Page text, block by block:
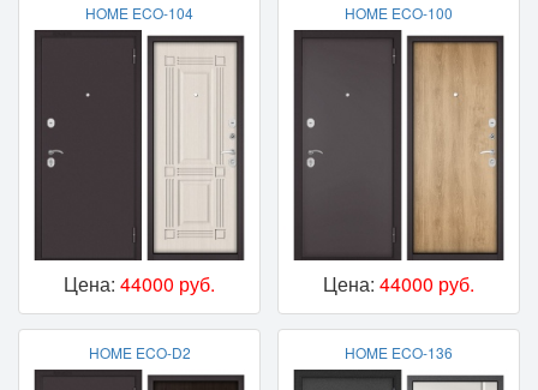
HOME ECO-104
Цена: 44000 руб.
HOME ECO-100
Цена: 44000 руб.
HOME ECO-D2 HOME ECO-136